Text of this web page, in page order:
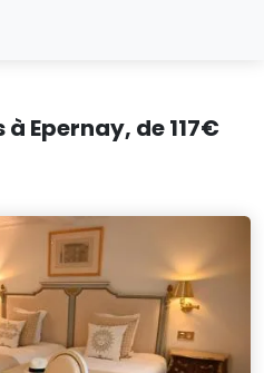
Epernay, de 117€